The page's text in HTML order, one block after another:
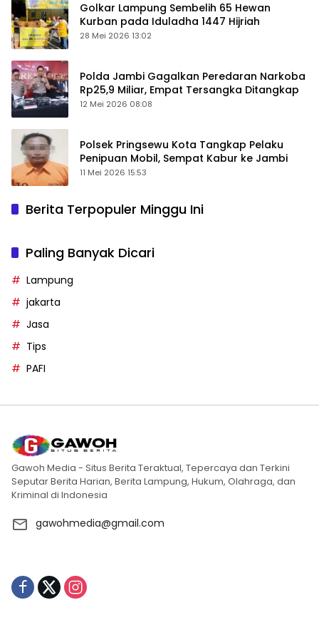
Golkar Lampung Sembelih 65 Hewan
Kurban pada Iduladha 1447 Hijriah
28 Mei 2026 13:02
Polda Jambi Gagalkan Peredaran Narkoba
Rp25,9 Miliar, Empat Tersangka Ditangkap
12 Mei 2026 08:08
Polsek Pringsewu Kota Tangkap Pelaku
Penipuan Mobil, Sempat Kabur ke Jambi
11 Mei 2026 15:53
Berita Terpopuler Minggu Ini
Paling Banyak Dicari
Lampung
jakarta
Jasa
Tips
PAFI
Gawoh Media - Situs Berita Teraktual, Tepercaya dan Terkini
Seputar Berita Harian, Berita Lampung, Hukum, Olahraga, dan
Kriminal di Indonesia
gawohmedia@gmail.com